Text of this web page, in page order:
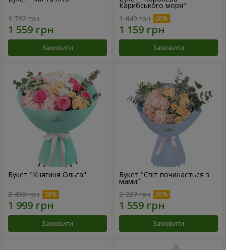
1 732 грн
Замовити
Карибського моря"
1 449 грн
Замовити
Букет "Княгиня Ольга"
2 499 грн
Замовити
Букет "Світ починається з
мами"
2 227 грн
Замовити